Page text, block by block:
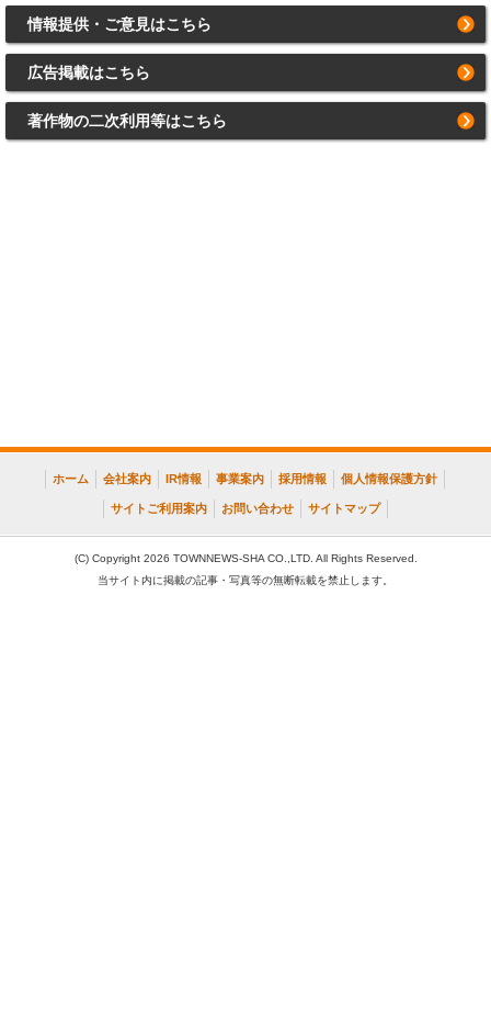
情報提供・ご意見はこちら
広告掲載はこちら
著作物の二次利用等はこちら
ホーム 会社案内 IR情報 事業案内 採用情報 個人情報保護方針
サイトご利用案内 お問い合わせ サイトマップ
(C) Copyright 2026 TOWNNEWS-SHA CO.,LTD. All Rights Reserved.
当サイト内に掲載の記事・写真等の無断転載を禁止します。